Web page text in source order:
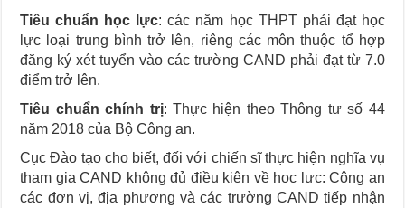
Tiêu chuẩn học lực: các năm học THPT phải đạt học
lực loại trung bình trở lên, riêng các môn thuộc tổ hợp
đăng ký xét tuyển vào các trường CAND phải đạt từ 7.0
điểm trở lên.
Tiêu chuẩn chính trị: Thực hiện theo Thông tư số 44
năm 2018 của Bộ Công an.
Cục Đào tạo cho biết, đối với chiến sĩ thực hiện nghĩa vụ
tham gia CAND không đủ điều kiện về học lực: Công an
các đơn vị, địa phương và các trường CAND tiếp nhận